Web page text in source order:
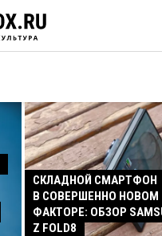
СКЛАДНОЙ СМАРТФОН
В СОВЕРШЕННО
ФАКТОРЕ: ОБЗОР
Z FOLD8